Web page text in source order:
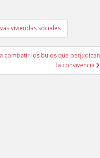
viviendas sociales
combatir los bulos que perjudican
la convivencia